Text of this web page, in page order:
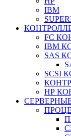
IBM
FC
IBM
SAS
SCSI
НР